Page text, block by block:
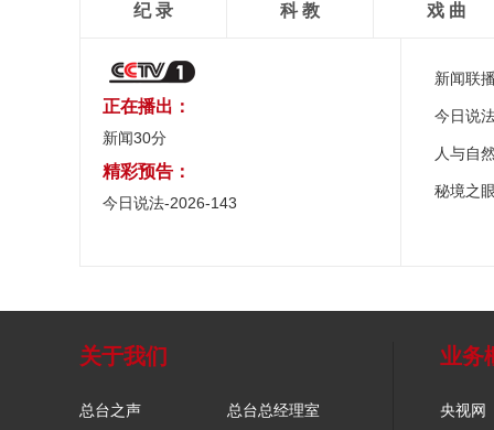
纪 录
科 教
戏 曲
正在播出：
新闻30分
精彩预告：
今日说法-2026-143
新闻联
今日说
人与自
秘境之
关于我们
总台之声 总台总经理室
业务
央视网